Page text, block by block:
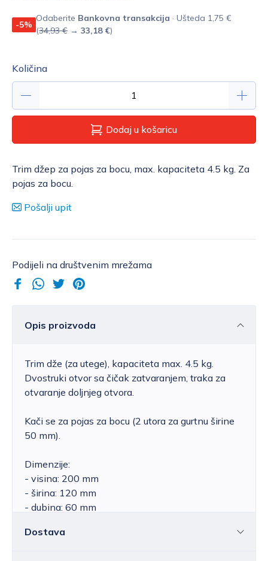
-5%
Odaberite Bankovna transakcija · Ušteda 1,75 €
(34,93 € → 33,18 €)
Količina
Dodaj u košaricu
Trim džep za pojas za bocu, max. kapaciteta 4.5 kg. Za
pojas za bocu.
Pošalji upit
Podijeli na društvenim mrežama
Opis proizvoda
Trim dže (za utege), kapaciteta max. 4.5 kg.
Dvostruki otvor sa čičak zatvaranjem, traka za
otvaranje doljnjeg otvora.
Kači se za pojas za bocu (2 utora za gurtnu širine
50 mm).
Dimenzije:
- visina: 200 mm
- širina: 120 mm
- dubina: 60 mm
Dostava